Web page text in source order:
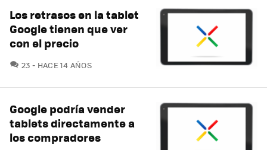
Los retrasos en la tablet
Google tienen que ver
con el precio
23 COMENTARIOS
HACE 14 AÑOS
Google podría vender
tablets directamente a
los compradores